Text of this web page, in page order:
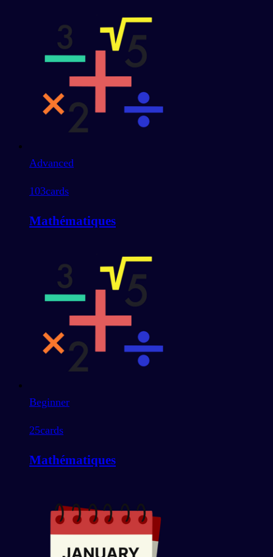
Advanced
103cards
Mathématiques
Beginner
25cards
Mathématiques